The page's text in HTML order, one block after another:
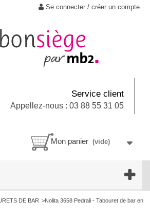
Se connecter / créer un compte
Service client
Appellez-nous : 03 88 55 31 05
Mon panier (vide)
DE BAR >Nolita 3658 Pedrali - Tabouret de bar en